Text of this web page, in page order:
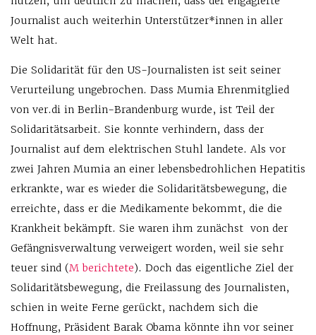
Journalist auch weiterhin Unterstützer*innen in aller
Welt hat.
Die Solidarität für den US-Journalisten ist seit seiner
Verurteilung ungebrochen. Dass Mumia Ehrenmitglied
von ver.di in Berlin-Brandenburg wurde, ist Teil der
Solidaritätsarbeit. Sie konnte verhindern, dass der
Journalist auf dem elektrischen Stuhl landete. Als vor
zwei Jahren Mumia an einer lebensbedrohlichen Hepatitis
erkrankte, war es wieder die Solidaritätsbewegung, die
erreichte, dass er die Medikamente bekommt, die die
Krankheit bekämpft. Sie waren ihm zunächst von der
Gefängnisverwaltung verweigert worden, weil sie sehr
teuer sind (M berichtete). Doch das eigentliche Ziel der
Solidaritätsbewegung, die Freilassung des Journalisten,
schien in weite Ferne gerückt, nachdem sich die
Hoffnung, Präsident Barak Obama könnte ihn vor seiner